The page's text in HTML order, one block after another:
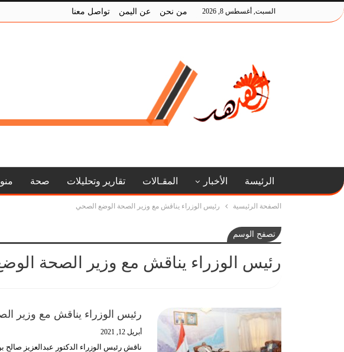
السبت, أغسطس 8, 2026 من نحن عن اليمن تواصل معنا
الرئيسة الأخبار المقـالات تقارير وتحليلات صحة
الصفحة الرئيسية رئيس الوزراء يناقش مع وزير الصحة الوضع الصحي
تصفح الوسم
رئيس الوزراء يناقش مع وزير الصحة
رئيس الوزراء يناقش مع وزير
أبريل 12, 2021
ناقش رئيس الوزراء الدكتور عبدالعزيز صالح